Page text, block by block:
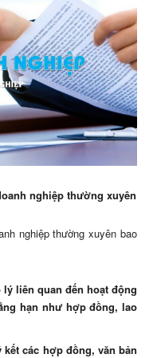
nghiệp thường xuyên
nghiệp thường xuyên bao
liên quan đến hoạt động
hạn như hợp đồng, lao
các hợp đồng, văn bản